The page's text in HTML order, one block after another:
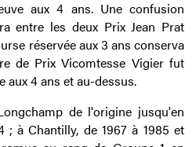
aux 4 ans. Une confusion
entre les deux Prix Jean Prat
réservée aux 3 ans conserva
de Prix Vicomtesse Vigier fut
aux 4 ans et au-dessus.
de l'origine jusqu'en
; à Chantilly, de 1967 à 1985 et